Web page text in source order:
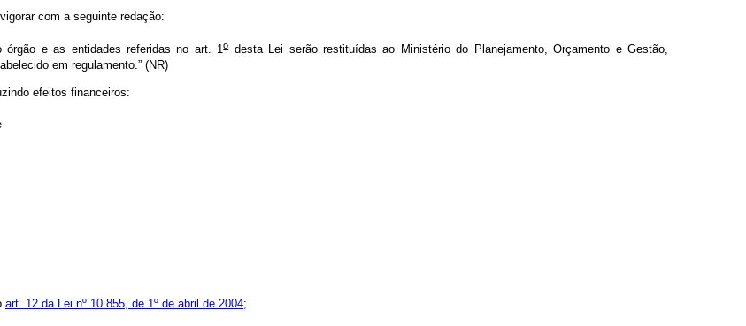
com a seguinte redação:
órgão e as entidades referidas no art. 1odesta Lei serão restituídas ao Ministério do Planejamento, Orçamento e Gestão,
em regulamento.” (NR)
efeitos financeiros:
art. 12 da Lei nº 10.855, de 1º de abril de 2004;